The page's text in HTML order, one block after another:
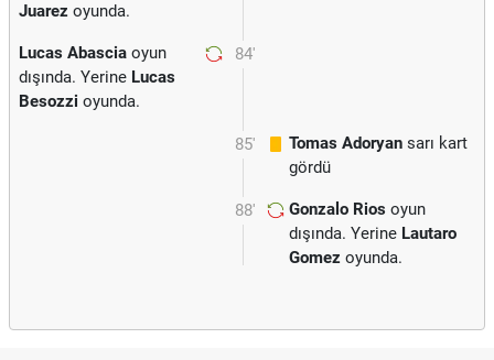
Juarez oyunda.
84'
Lucas Abascia oyun
dışında. Yerine Lucas
Besozzi oyunda.
85' Tomas Adoryan sarı kart
gördü
88' Gonzalo Rios oyun
dışında. Yerine Lautaro
Gomez oyunda.